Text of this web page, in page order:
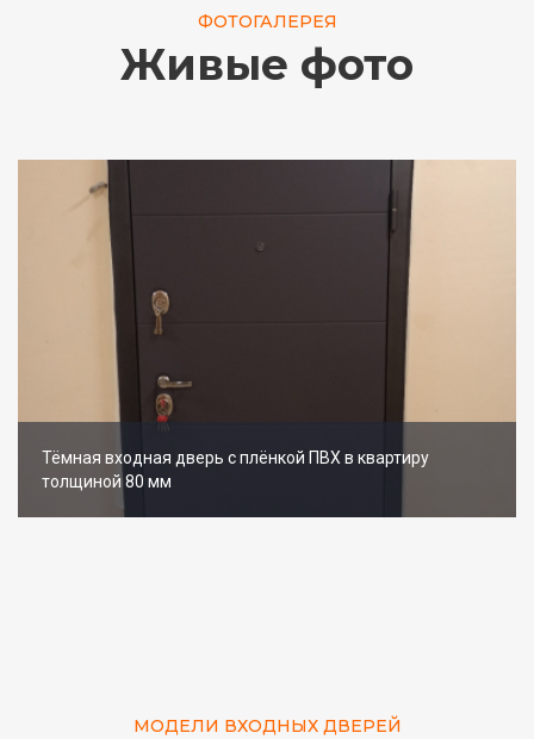
ФОТОГАЛЕРЕЯ
Живые фото
Тёмная входная дверь с плёнкой ПВХ в квартиру
толщиной 80 мм
МОДЕЛИ ВХОДНЫХ ДВЕРЕЙ